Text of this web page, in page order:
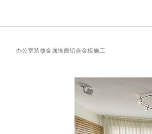
办公室装修金属饰面铝合金板施工